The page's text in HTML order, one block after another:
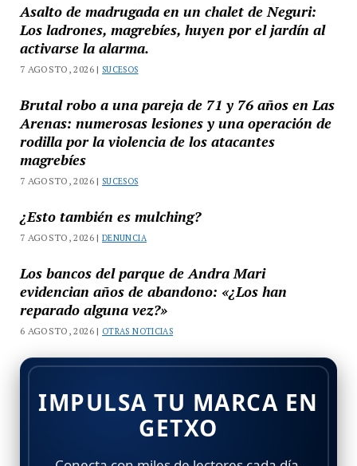
Asalto de madrugada en un chalet de Neguri:
Los ladrones, magrebíes, huyen por el jardín al
activarse la alarma.
7 AGOSTO, 2026 | SUCESOS
Brutal robo a una pareja de 71 y 76 años en Las
Arenas: numerosas lesiones y una operación de
rodilla por la violencia de los atacantes
magrebíes
7 AGOSTO, 2026 | SUCESOS
¿Esto también es mulching?
7 AGOSTO, 2026 |DENUNCIA
Los bancos del parque de Andra Mari
evidencian años de abandono: «¿Los han
reparado alguna vez?»
6 AGOSTO, 2026 | OTRAS NOTICIAS
IMPULSA TU MARCA EN
GETXO